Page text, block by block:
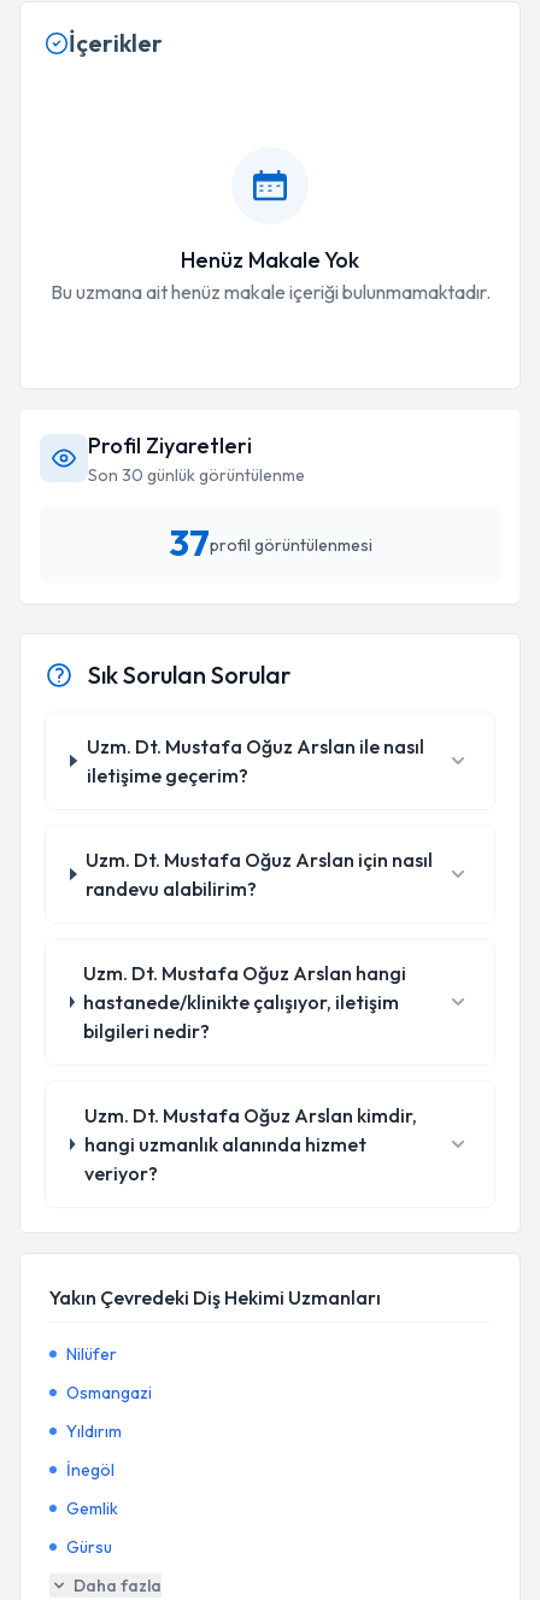
İçerikler
Henüz Makale Yok
Bu uzmana ait henüz makale içeriği bulunmamaktadır.
Profil Ziyaretleri
Son 30 günlük görüntülenme
37profil görüntülenmesi
Sık Sorulan Sorular
Uzm. Dt. Mustafa Oğuz Arslan ile nasıl
iletişime geçerim?
Uzm. Dt. Mustafa Oğuz Arslan için nasıl
randevu alabilirim?
Uzm. Dt. Mustafa Oğuz Arslan hangi
hastanede/klinikte çalışıyor, iletişim
bilgileri nedir?
Uzm. Dt. Mustafa Oğuz Arslan kimdir,
hangi uzmanlık alanında hizmet
veriyor?
Yakın Çevredeki Diş Hekimi Uzmanları
Nilüfer
Osmangazi
Yıldırım
İnegöl
Gemlik
Gürsu
Daha fazla